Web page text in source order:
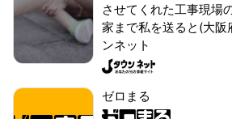
させてくれた工事現場
家まで私を送ると(大
ンネット
ゼロまる